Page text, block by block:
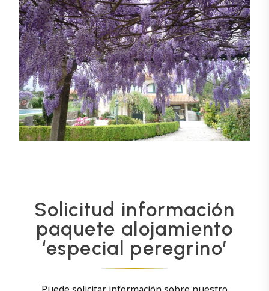
Solicitud información
paquete alojamiento
‘especial peregrino’